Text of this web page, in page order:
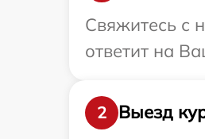
Свяжитесь с
ответит на
2
Выезд